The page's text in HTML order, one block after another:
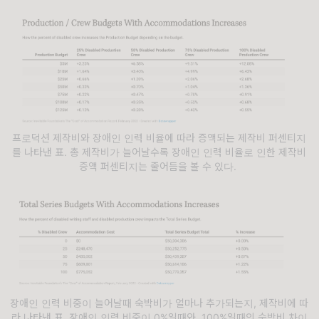
프로덕션 제작비와 장애인 인력 비율에 따라 증액되는 제작비 퍼센티지
를 나타낸 표. 총 제작비가 늘어날수록 장애인 인력 비율로 인한 제작비
증액 퍼센티지는 줄어듬을 볼 수 있다.
장애인 인력 비중이 늘어날때 숙박비가 얼마나 추가되는지, 제작비에 따